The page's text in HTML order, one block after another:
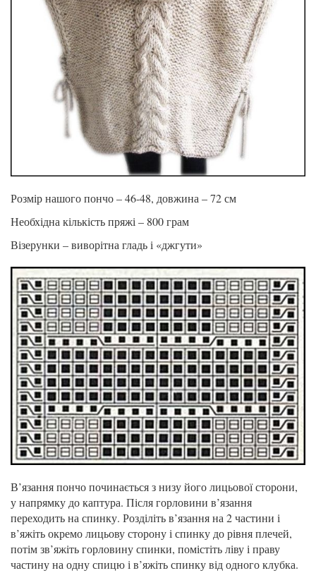
Розмір нашого пончо – 46-48, довжина – 72 см
Необхідна кількість пряжі – 800 грам
Візерунки – виворітна гладь і «джгути»
В’язання пончо починається з низу його лицьової сторони,
у напрямку до каптура. Після горловини в’язання
переходить на спинку. Розділіть в’язання на 2 частини і
в’яжіть окремо лицьову сторону і спинку до рівня плечей,
потім зв’яжіть горловину спинки, помістіть ліву і праву
частину на одну спицю і в’яжіть спинку від одного клубка.